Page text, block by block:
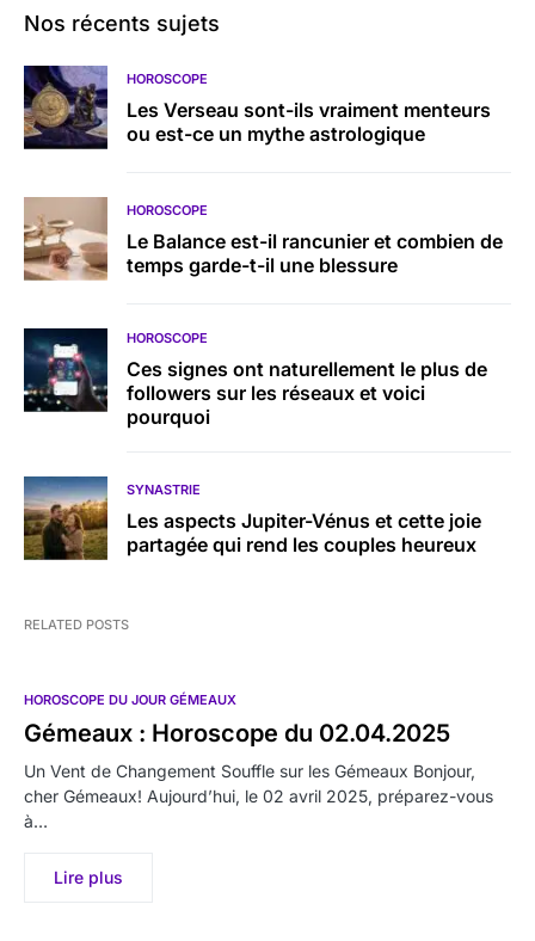
Nos récents sujets
HOROSCOPE
Les Verseau sont-ils vraiment menteurs
ou est-ce un mythe astrologique
HOROSCOPE
Le Balance est-il rancunier et combien de
temps garde-t-il une blessure
HOROSCOPE
Ces signes ont naturellement le plus de
followers sur les réseaux et voici
pourquoi
SYNASTRIE
Les aspects Jupiter-Vénus et cette joie
partagée qui rend les couples heureux
RELATED POSTS
HOROSCOPE DU JOUR GÉMEAUX
Gémeaux : Horoscope du 02.04.2025
Un Vent de Changement Souffle sur les Gémeaux Bonjour,
cher Gémeaux! Aujourd’hui, le 02 avril 2025, préparez-vous
à…
Lire plus